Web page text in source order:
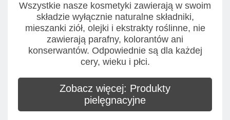
Wszystkie nasze kosmetyki zawierają w swoim
składzie wyłącznie naturalne składniki,
mieszanki ziół, olejki i ekstrakty roślinne, nie
zawierają parafny, kolorantów ani
konserwantów. Odpowiednie są dla każdej
cery, wieku i płci.
Zobacz więcej: Produkty
pielęgnacyjne